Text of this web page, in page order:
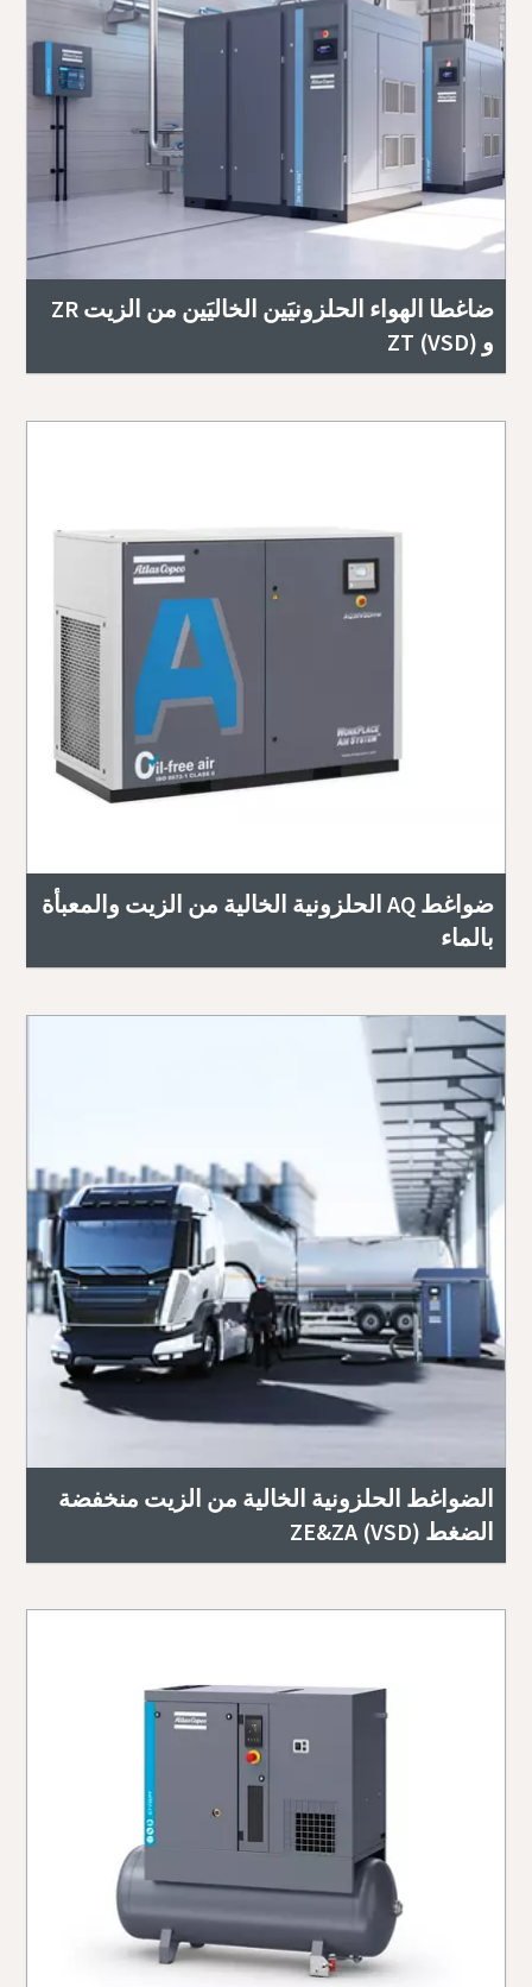
ضاغطا الهواء الحلزونيَين الخاليَين من الزيت ZR
و ZT (VSD)
ضواغط AQ الحلزونية الخالية من الزيت والمعبأة
بالماء
الضواغط الحلزونية الخالية من الزيت منخفضة
الضغط ZE&ZA (VSD)‎